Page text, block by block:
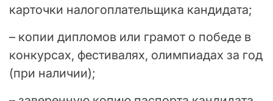
карточки налогоплательщика кандидата;
– копии дипломов или грамот о победе в
конкурсах, фестивалях, олимпиадах за год
(при наличии);